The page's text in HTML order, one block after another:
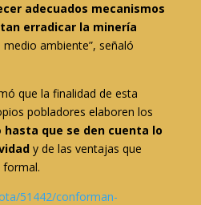
adecuados mecanismos
erradicar la minería
medio ambiente”, señaló
que la finalidad de esta
pobladores elaboren los
hasta que se den cuenta lo
y de las ventajas que
formal.
51442/conforman-